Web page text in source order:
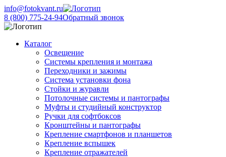
info@fotokvant.ru
8 (800) 775-24-94Обратный звонок
Каталог
Освещение
Системы крепления и монтажа
Переходники и зажимы
Система установки фона
Стойки и журавли
Потолочные системы и пантографы
Муфты и студийный конструктор
Ручки для софтбоксов
Кронштейны и пантографы
Крепление смартфонов и планшетов
Крепление вспышек
Крепление отражателей